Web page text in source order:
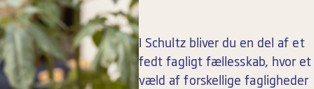
I Schultz bliver du en del af et
fedt fagligt fællesskab, hvor et
væld af forskellige fagligheder